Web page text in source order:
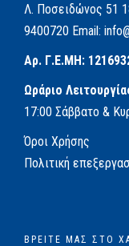
Λ. Ποσειδώνος 51
9400720 Email:
Αρ. Γ.Ε.ΜΗ:
Ωράριο
17:00 Σάββατο &
Όροι Χρήσης
Πολιτική
ΒΡΕΊΤΕ ΜΑΣ ΣΤΟ